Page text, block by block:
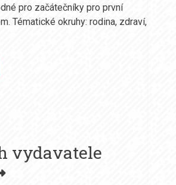
pro začátečníky pro první
Tématické okruhy: rodina, zdraví,
vydavatele